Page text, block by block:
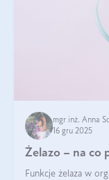
mgr inż. Anna
16 gru 2025
Żelazo – na co
Funkcje żelaza w